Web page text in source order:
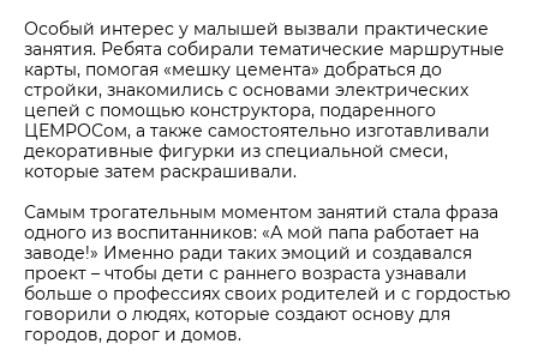
Особый интерес у малышей вызвали практические
занятия. Ребята собирали тематические маршрутные
карты, помогая «мешку цемента» добраться до
стройки, знакомились с основами электрических
цепей с помощью конструктора, подаренного
ЦЕМРОСом, а также самостоятельно изготавливали
декоративные фигурки из специальной смеси,
которые затем раскрашивали.
Самым трогательным моментом занятий стала фраза
одного из воспитанников: «А мой папа работает на
заводе!» Именно ради таких эмоций и создавался
проект – чтобы дети с раннего возраста узнавали
больше о профессиях своих родителей и с гордостью
говорили о людях, которые создают основу для
городов, дорог и домов.